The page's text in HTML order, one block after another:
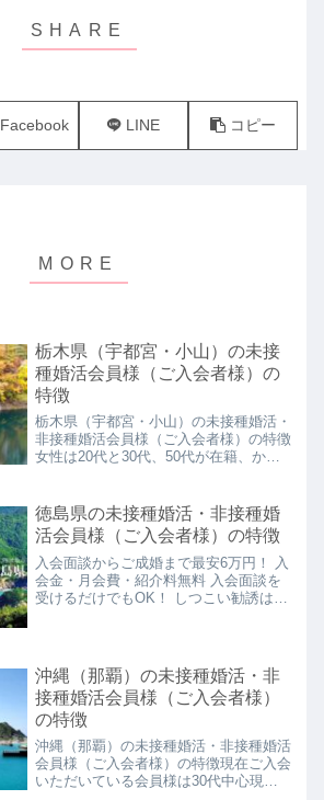
Facebook LINE コピー
栃木県（宇都宮・小山）の未接
種婚活会員様（ご入会者様）の
特徴
栃木県（宇都宮・小山）の未接種婚活・
非接種婚活会員様（ご入会者様）の特徴
女性は20代と30代、50代が在籍、かわ
が在籍しています。とってもかわいくて
性格が良いです。男性は30代・40代中
心、穏やかで優しい男性会員様の年齢層
は30代・40代中心です。穏やかで優し
いです。女性からすると最高なのではな
いでしょうか♪ 入会面談からご成婚まで
を申し込む栃木県（宇都宮・小山）の未
接種婚活会員様（ご入会者様）の最新情
報！【2025年2月25日 更新】栃木の30
代女性と茨城の30代男性の仮マッチン
グのオンライン婚活が成立しました
【2025年2月25日】おめでとうございま
す。良いご縁になりますように♪関連ペ
ージ：茨城県（水戸・つくば・守谷・取
徳島県の未接種婚活・非接種婚
活会員様（ご入会者様）の特徴
入会面談からご成婚まで最安6万円！ 入
会金・月会費・紹介料無料 入会面談を
受けるだけでもOK！ しつこい勧誘はあ
在、ご入会いただいているのは、50代
前半の女性ですが、性格がとても前向き
で素敵な方です。徳島県の未接種婚活・
非接種婚活会員様（ご入会者様）の最新
情報！【2026年3月22日更新】徳島県の
50代女性と新潟県の50代男性の仮交際
（本マッチング）が成立しました
【2026年3月22日】おめでとうございま
沖縄（那覇）の未接種婚活・非
接種婚活会員様（ご入会者様）
の特徴
沖縄（那覇）の未接種婚活・非接種婚活
会員様（ご入会者様）の特徴現在ご入会
いただいている会員様は30代中心現在